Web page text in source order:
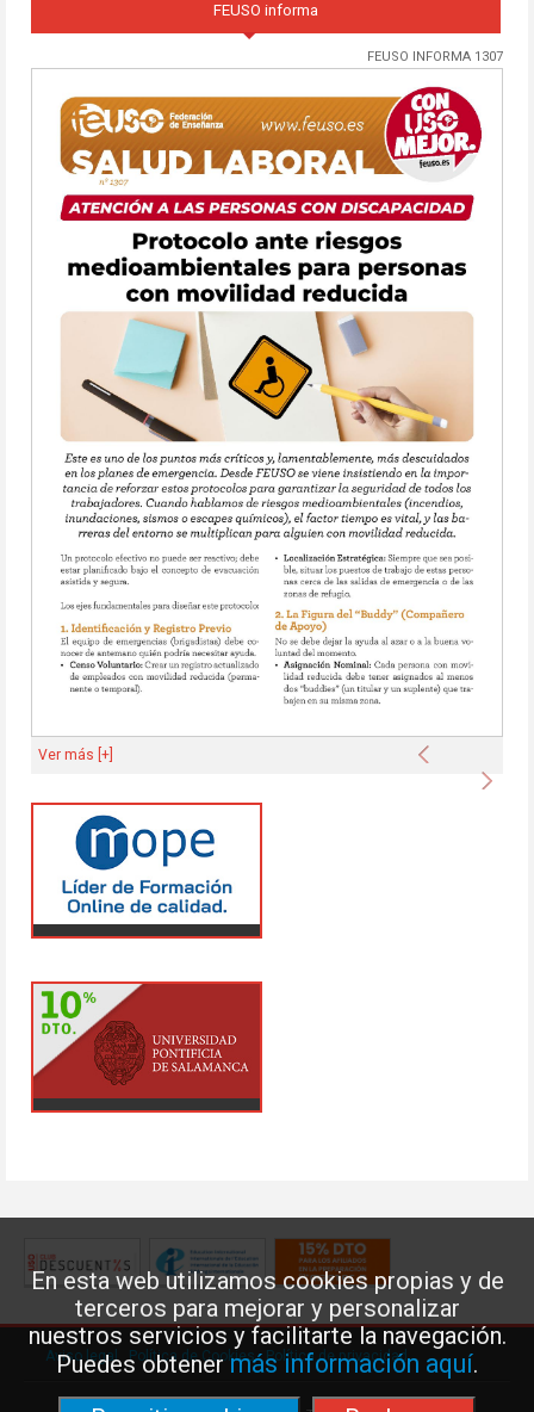
En esta web utilizamos cookies propias y de
terceros para mejorar y personalizar
nuestros servicios y facilitarte la navegación.
Puedes obtenermás información aquí.
FEUSO informa
FEUSO INFORMA 1307
Anterior
Ver más [+]
Aviso legal·Política de Cookies·Política de privacidad